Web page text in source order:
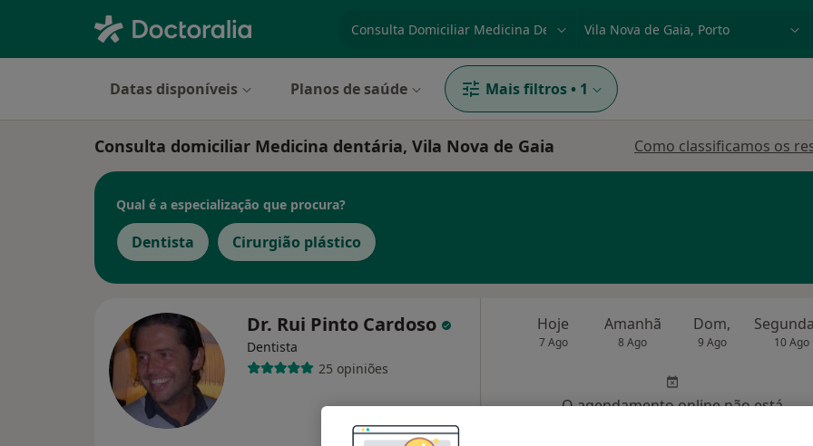
Datas disponíveis Planos de saúde Mais filtros • 1
Consulta domiciliar Medicina dentária, Vila Nova de Gaia Como classificamos os
Qual é a especialização que procura?
Dentista Cirurgião plástico
Dr. Rui Pinto Cardoso
Dentista
25 opiniões
Hoje
7 Ago
Amanhã
8 Ago
Dom,
9 Ago 10 Ago
O agendamento online não está